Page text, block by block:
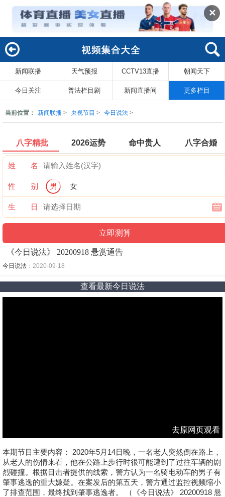
✕
索
新闻联播 天气预报 CCTV13直播 朝闻天下
今日关注 普法栏目剧 新闻直播间 更多栏目
当前位置： 新闻联播 > 央视节目 > 今日说法 >
八字精批 2026运势 命中贵人 八字合婚
姓 名
性 别 男 女
生 日
《今日说法》 20200918 悬赏通告
今日说法 ：2020-09-18
查看最新今日说法
去原网页观看
本期节目主要内容： 2020年5月14日晚，一名老人突然倒在路上，
从老人的伤情来看，他在公路上步行时很可能遭到了过往车辆的剧
烈碰撞。根据目击者提供的线索，警方认为一名骑电动车的男子有
肇事逃逸的重大嫌疑。在案发后的第五天，警方通过监控视频缩小
了排查范围，最终找到肇事逃逸者。 （《今日说法》 20200918 悬